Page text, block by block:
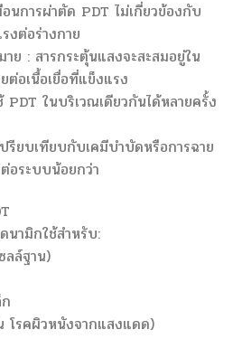
นการผ่าตัด PDT ไม่เกี่ยวข้องกับ
งต่อร่างกาย
ย : สารกระตุ้นแสงจะสะสมอยู่ใน
ต่อเนื้อเยื่อที่แข็งแรง
PDT ในบริเวณเดียวกันได้หลายครั้ง
รียบเทียบกับเคมีบำบัดหรือการฉาย
อระบบน้อยกว่า
นามิกใช้สำหรับ:
ลล์ฐาน)
โรคผิวหนังจากแสงแดด)